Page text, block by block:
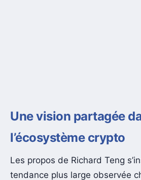
Une vision partagée
l’écosystème crypto
Les propos de Richard Teng
tendance plus large observée